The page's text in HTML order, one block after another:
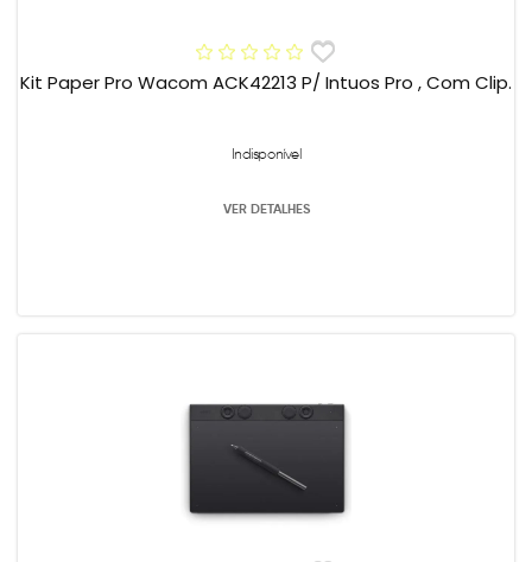
Kit Paper Pro Wacom ACK42213 P/ Intuos Pro , Com Clip.
Indisponível
VER DETALHES